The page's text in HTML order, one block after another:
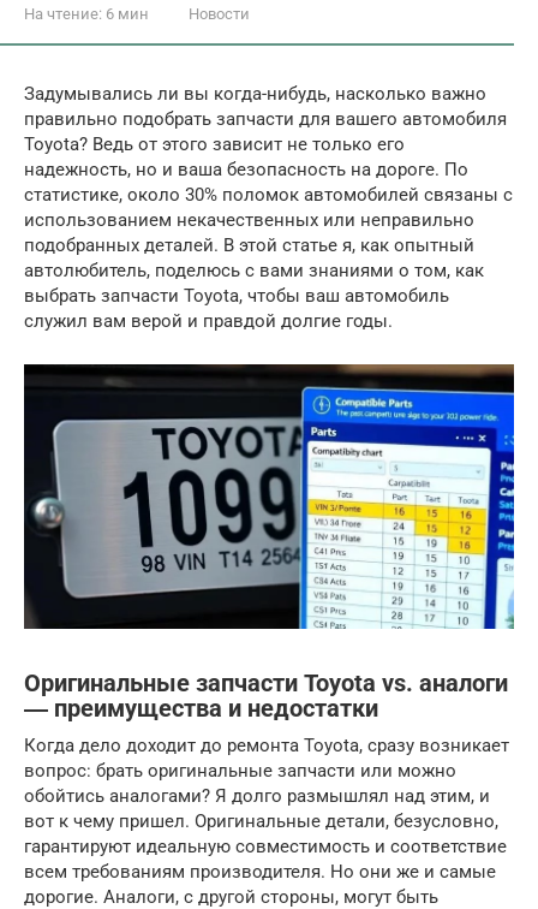
На чтение: 6 мин Новости
Задумывались ли вы когда-нибудь, насколько важно
правильно подобрать запчасти для вашего автомобиля
Toyota? Ведь от этого зависит не только его
надежность, но и ваша безопасность на дороге. По
статистике, около 30% поломок автомобилей связаны с
использованием некачественных или неправильно
подобранных деталей. В этой статье я, как опытный
автолюбитель, поделюсь с вами знаниями о том, как
выбрать запчасти Toyota, чтобы ваш автомобиль
служил вам верой и правдой долгие годы.
Оригинальные запчасти Toyota vs. аналоги
― преимущества и недостатки
Когда дело доходит до ремонта Toyota, сразу возникает
вопрос: брать оригинальные запчасти или можно
обойтись аналогами? Я долго размышлял над этим, и
вот к чему пришел. Оригинальные детали, безусловно,
гарантируют идеальную совместимость и соответствие
всем требованиям производителя. Но они же и самые
дорогие. Аналоги, с другой стороны, могут быть